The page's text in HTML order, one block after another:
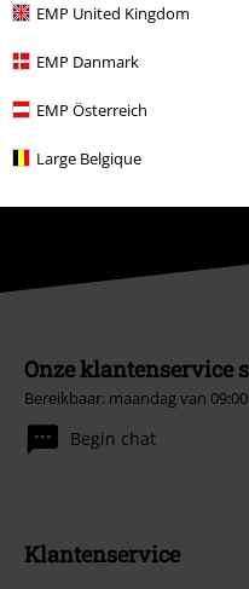
EMP United Kingdom
EMP Danmark
EMP Österreich
Large Belgique
*Geldig voor 4 weken. Alleen
gebruikt in combinatie met
de code wordt de korting
Die Ärzte, Die Toten Hosen,
Onze klantenservice
Bereikbaar: maandag van
Begin chat
Klantenservice